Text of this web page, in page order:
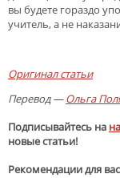
вы будете гораздо
учитель, а не
Оригинал статьи
Перевод —Ольга
Подписывайтесь на
новые статьи!
Рекомендации для